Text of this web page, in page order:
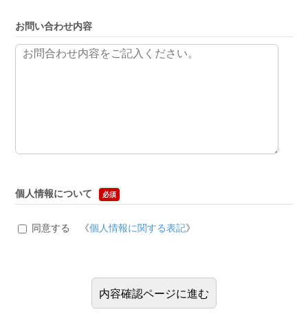
お問い合わせ内容
個人情報について 必須
同意する 《個人情報に関する表記》